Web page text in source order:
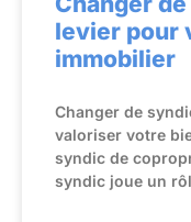
levier pour
immobilier
Changer de
valoriser votre
syndic de
syndic joue un